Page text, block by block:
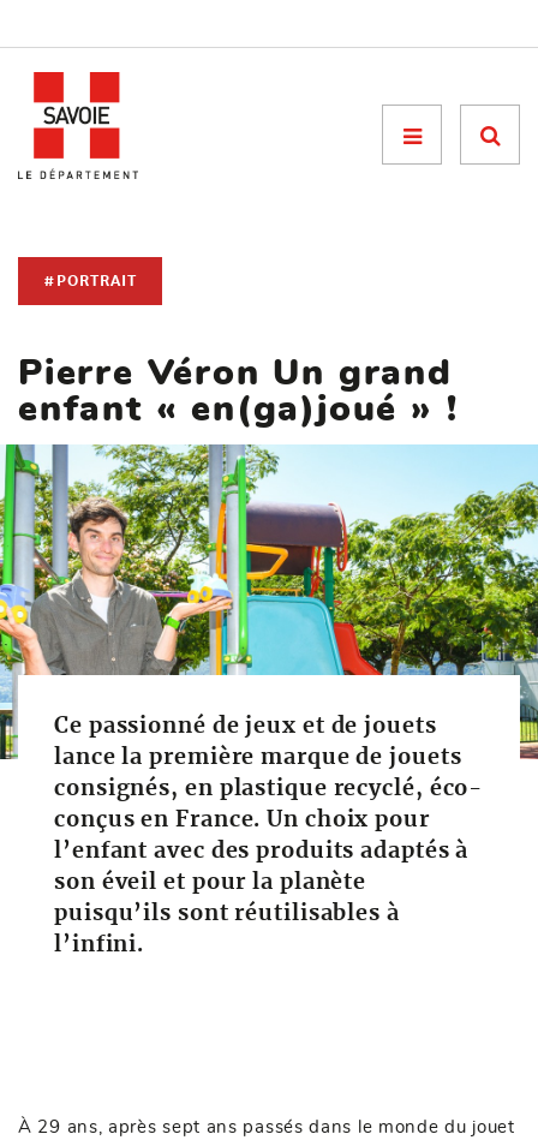
Menu

#PORTRAIT
Pierre Véron Un grand
enfant « en(ga)joué » !
Ce passionné de jeux et de jouets
lance la première marque de jouets
consignés, en plastique recyclé, éco-
conçus en France. Un choix pour
l’enfant avec des produits adaptés à
son éveil et pour la planète
puisqu’ils sont réutilisables à
l’infini.
À 29 ans, après sept ans passés dans le monde du jouet